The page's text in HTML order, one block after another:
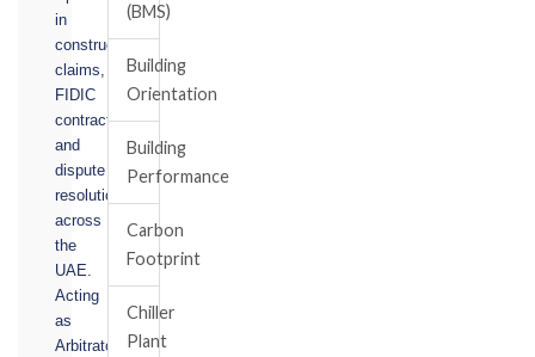
in
construction
claims,
FIDIC
contracts,
and
dispute
resolution
across
the
UAE.
Acting
as
Arbitrator,
(BMS)
Building
Orientation
Building
Performance
Carbon
Footprint
Chiller
Plant